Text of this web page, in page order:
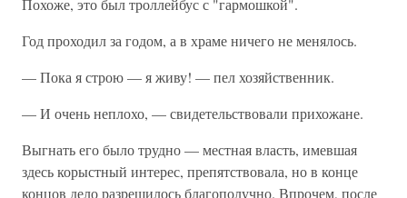
Похоже, это был троллейбус с "гармошкой".
Год проходил за годом, а в храме ничего не менялось.
— Пока я строю — я живу! — пел хозяйственник.
— И очень неплохо, — свидетельствовали прихожане.
Выгнать его было трудно — местная власть, имевшая
здесь корыстный интерес, препятствовала, но в конце
концов дело разрешилось благополучно. Впрочем, после